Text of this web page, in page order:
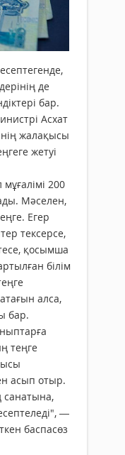
де
бар.
Асхат
жалақысы
жетуі
200
Мәселен,
Егер
тексерсе,
қосымша
білім
алса,
бар.
теңге
асып отыр.
санатына,
—
баспасөз